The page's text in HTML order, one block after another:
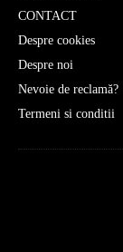
CONTACT
Despre cookies
Despre noi
Nevoie de reclamă?
Termeni si conditii